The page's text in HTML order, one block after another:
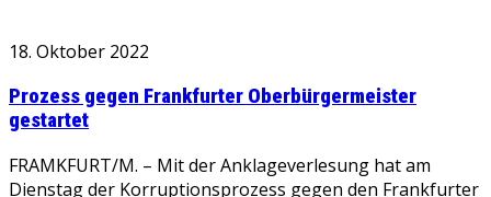
18. Oktober 2022
Prozess gegen Frankfurter Oberbürgermeister
gestartet
FRAMKFURT/M. – Mit der Anklageverlesung hat am
Dienstag der Korruptionsprozess gegen den Frankfurter